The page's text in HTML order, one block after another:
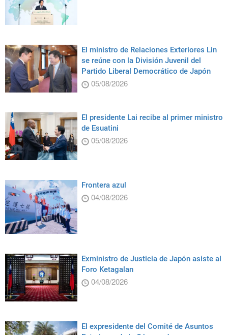
El ministro de Relaciones Exteriores Lin
se reúne con la División Juvenil del
Partido Liberal Democrático de Japón
05/08/2026
El presidente Lai recibe al primer ministro
de Esuatini
05/08/2026
Frontera azul
04/08/2026
Exministro de Justicia de Japón asiste al
Foro Ketagalan
04/08/2026
El expresidente del Comité de Asuntos